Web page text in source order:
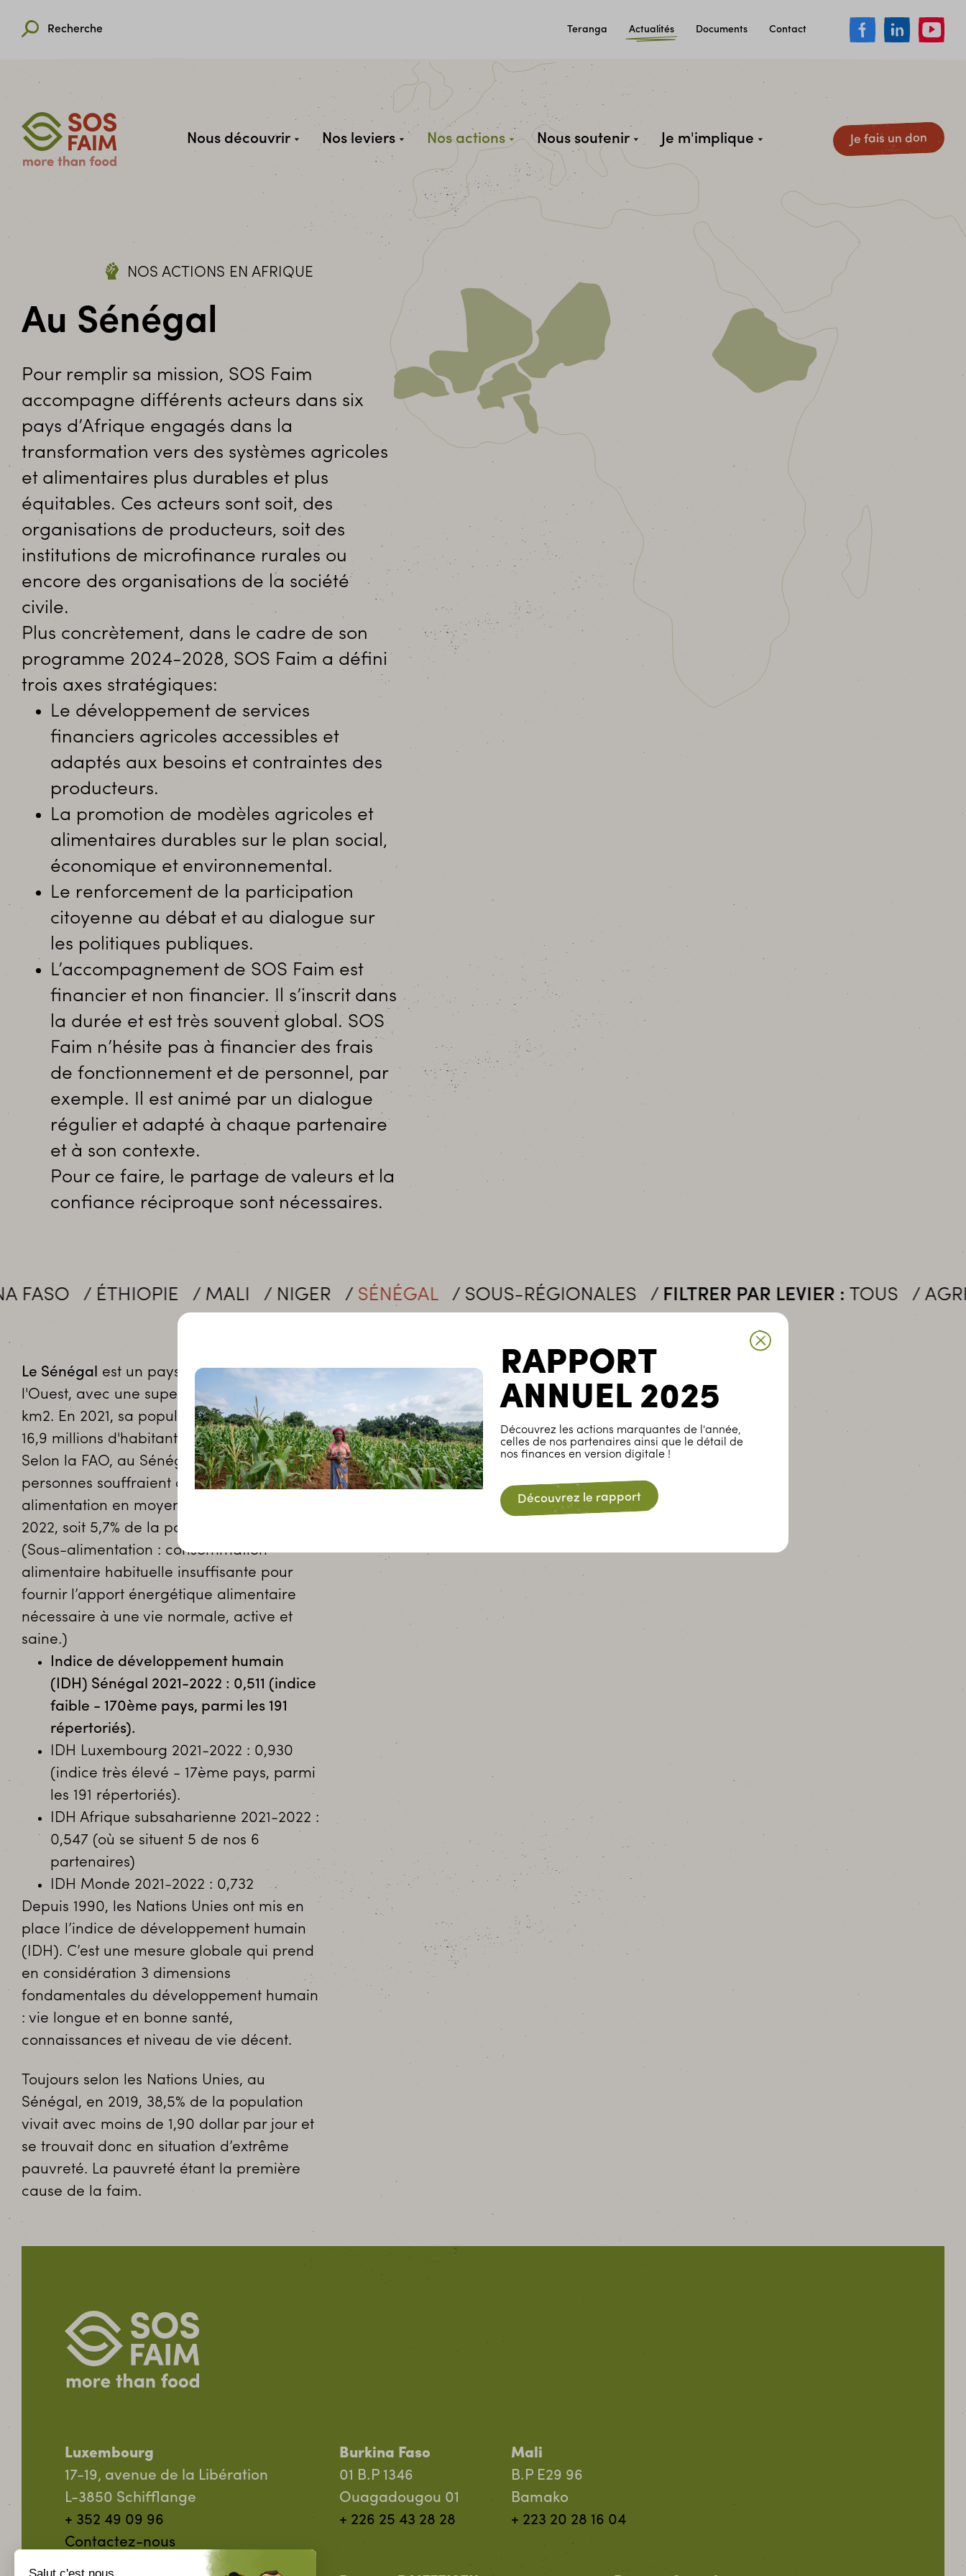
Recherche Teranga Actualités Documents Contact
Nous découvrir Nos leviers Nos actions Nous soutenir Je m'implique Je fais un don
NOS ACTIONS EN AFRIQUE
Au Sénégal
Pour remplir sa mission, SOS Faim
accompagne différents acteurs dans six
pays d’Afrique engagés dans la
transformation vers des systèmes agricoles
et alimentaires plus durables et plus
équitables. Ces acteurs sont soit, des
organisations de producteurs, soit des
institutions de microfinance rurales ou
encore des organisations de la société
civile.
Plus concrètement, dans le cadre de son
programme 2024-2028, SOS Faim a défini
trois axes stratégiques:
Le développement de services
financiers agricoles accessibles et
adaptés aux besoins et contraintes des
producteurs.
La promotion de modèles agricoles et
alimentaires durables sur le plan social,
économique et environnemental.
Le renforcement de la participation
citoyenne au débat et au dialogue sur
les politiques publiques.
L’accompagnement de SOS Faim est
financier et non financier. Il s’inscrit dans
la durée et est très souvent global. SOS
Faim n’hésite pas à financier des frais
de fonctionnement et de personnel, par
exemple. Il est animé par un dialogue
régulier et adapté à chaque partenaire
et à son contexte.
Pour ce faire, le partage de valeurs et la
confiance réciproque sont nécessaires.
ÉTHIOPIE MALI NIGER SÉNÉGAL SOUS-RÉGIONALES FILTRER PAR LEVIER : TOUS
Le Sénégal
est un pays situé en Afrique de
l'Ouest, avec une superficie de 196 710
km2. En 2021, sa population était d'environ
16,9 millions d'habitants.
Selon la FAO, au Sénégal, 1 million de
personnes souffraient de sous-
alimentation en moyenne entre 2020 et
2022, soit 5,7% de la population.
(Sous-alimentation : consommation
alimentaire habituelle insuffisante pour
fournir l’apport énergétique alimentaire
nécessaire à une vie normale, active et
saine.)
Indice de développement humain
(IDH) Sénégal 2021-2022 : 0,511 (indice
faible - 170ème pays, parmi les 191
répertoriés).
IDH Luxembourg 2021-2022 : 0,930
(indice très élevé - 17ème pays, parmi
les 191 répertoriés).
IDH Afrique subsaharienne 2021-2022 :
0,547 (où se situent 5 de nos 6
partenaires)
IDH Monde 2021-2022 : 0,732
Depuis 1990, les Nations Unies ont mis en
place l’indice de développement humain
(IDH). C’est une mesure globale qui prend
en considération 3 dimensions
fondamentales du développement humain
: vie longue et en bonne santé,
connaissances et niveau de vie décent.
Toujours selon les Nations Unies, au
Sénégal, en 2019, 38,5% de la population
vivait avec moins de 1,90 dollar par jour et
se trouvait donc en situation d’extrême
pauvreté. La pauvreté étant la première
cause de la faim.
Luxembourg
17-19, avenue de la Libération
L-3850 Schifflange
+ 352 49 09 96
Contactez-nous
Burkina Faso
01 B.P 1346
Ouagadougou 01
+ 226 25 43 28 28
Mali
B.P E29 96
Bamako
+ 223 20 28 16 04
RAPPORT
ANNUEL 2025
Découvrez les actions marquantes de l'année,
celles de nos partenaires ainsi que le détail de
nos finances en version digitale !
Découvrez le rapport